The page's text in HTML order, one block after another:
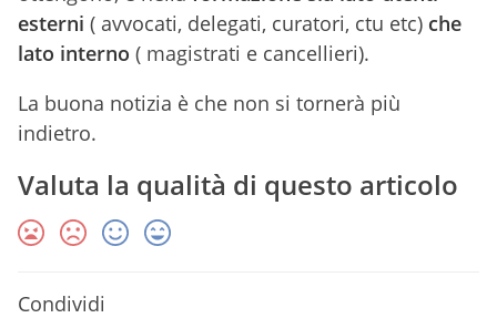
esterni ( avvocati, delegati, curatori, ctu etc) che
lato interno ( magistrati e cancellieri).
La buona notizia è che non si tornerà più
indietro.
Valuta la qualità di questo articolo
Condividi